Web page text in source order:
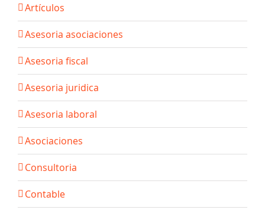
Artículos
Asesoria asociaciones
Asesoria fiscal
Asesoria juridica
Asesoria laboral
Asociaciones
Consultoria
Contable